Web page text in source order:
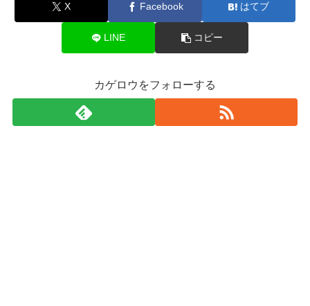
X Facebook はてブ
LINE コピー
カゲロウをフォローする